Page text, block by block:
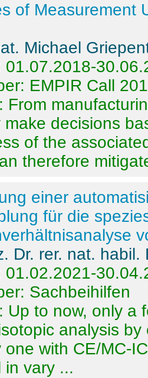
of Measurement
Michael
01.07.2018-
EMPIR Call
From
make decisions
of the
therefore
einer
für die
Dr. rer. nat.
01.02.2021-
Sachbeihilfen
Up to now, only a
analysis
one with CE/MC-
in vary ...